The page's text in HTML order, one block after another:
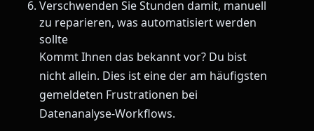
Verschwenden Sie Stunden damit, manuell
zu reparieren, was automatisiert werden
sollte
Kommt Ihnen das bekannt vor? Du bist
nicht allein. Dies ist eine der am häufigsten
gemeldeten Frustrationen bei
Datenanalyse-Workflows.